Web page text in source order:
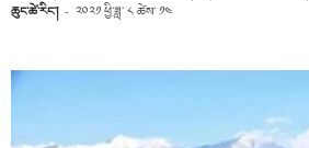
ཆུང་ཚེ་རིང་། - ༢༠༢༡ ཕྱི་ཟླ་ ༨ ཚེས་ ༡༤